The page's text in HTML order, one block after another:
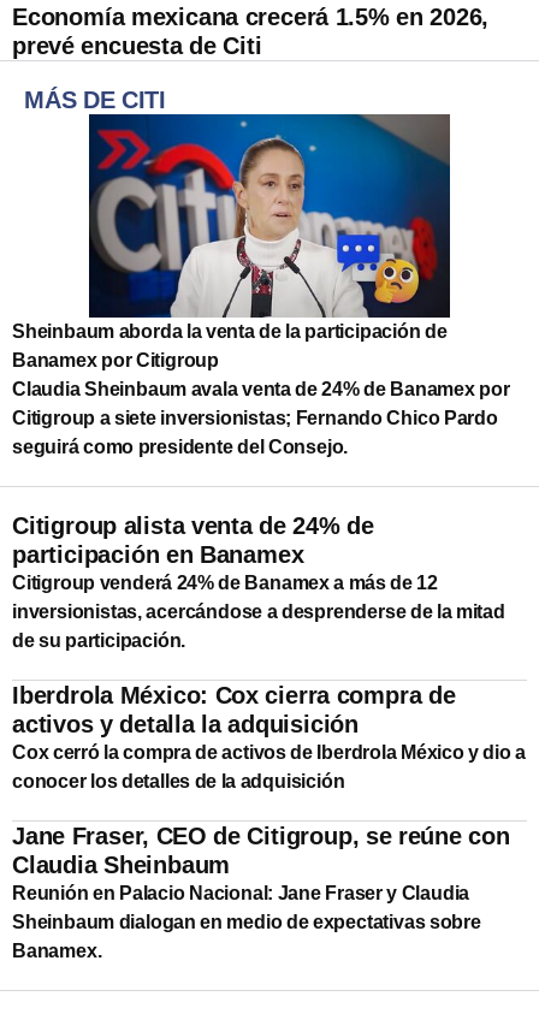
Economía mexicana crecerá 1.5% en 2026,
prevé encuesta de Citi
MÁS DE CITI
Sheinbaum aborda la venta de la participación de
Banamex por Citigroup
Claudia Sheinbaum avala venta de 24% de Banamex por
Citigroup a siete inversionistas; Fernando Chico Pardo
seguirá como presidente del Consejo.
Citigroup alista venta de 24% de
participación en Banamex
Citigroup venderá 24% de Banamex a más de 12
inversionistas, acercándose a desprenderse de la mitad
de su participación.
Iberdrola México: Cox cierra compra de
activos y detalla la adquisición
Cox cerró la compra de activos de Iberdrola México y dio a
conocer los detalles de la adquisición
Jane Fraser, CEO de Citigroup, se reúne con
Claudia Sheinbaum
Reunión en Palacio Nacional: Jane Fraser y Claudia
Sheinbaum dialogan en medio de expectativas sobre
Banamex.